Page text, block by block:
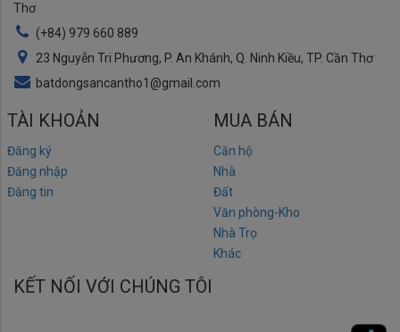
Thơ
(+84) 979 660 889
23 Nguyễn Tri Phương, P. An Khánh, Q. Ninh Kiều, TP. Cần Thơ
batdongsancantho1@gmail.com
TÀI KHOẢN
Đăng ký
Đăng nhập
Đăng tin
MUA BÁN
Căn hộ
Nhà
Đất
Văn phòng-Kho
Nhà Trọ
Khác
KẾT NỐI VỚI CHÚNG TÔI